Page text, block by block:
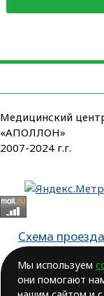
Медицинский
«АПОЛЛОН»
2007-2024 г.г.
Схема проезда
Лицензия № ЛО-74-
Мы используем
они помогают